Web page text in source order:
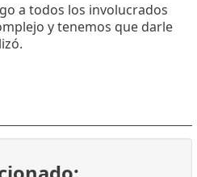
a todos los involucrados
y tenemos que darle